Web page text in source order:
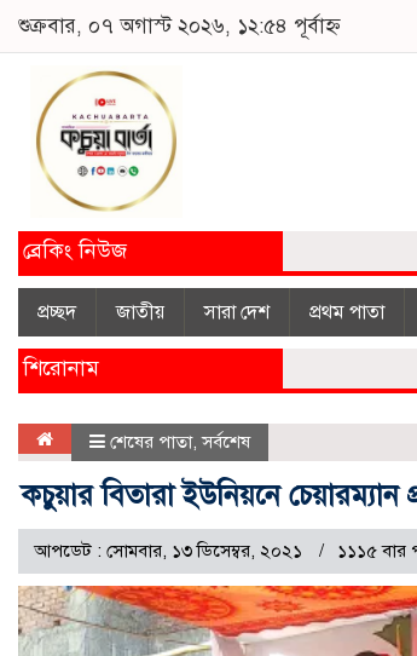
শুক্রবার, ০৭ অগাস্ট ২০২৬, ১২:৫৪ পূর্বাহ্ন
ব্রেকিং নিউজ
প্রচ্ছদ জাতীয় সারা দেশ প্রথম পাতা
শিরোনাম
শেষের পাতা,সর্বশেষ
কচুয়ার বিতারা ইউনিয়নে চেয়ারম্যান
আপডেট : সোমবার, ১৩ ডিসেম্বর, ২০২১ ১১১৫ বার